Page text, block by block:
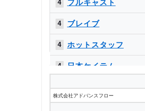
4 フルキャスト
4 ブレイブ
4 ホットスタッフ
4 日本ケイテム
株式会社アドバンスフロー